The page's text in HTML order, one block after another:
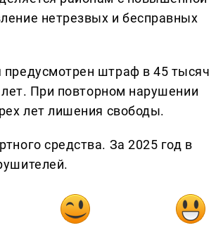
нетрезвых и бесправных
предусмотрен штраф в 45 тысяч
При повторном нарушении
лет лишения свободы.
средства. За 2025 год в